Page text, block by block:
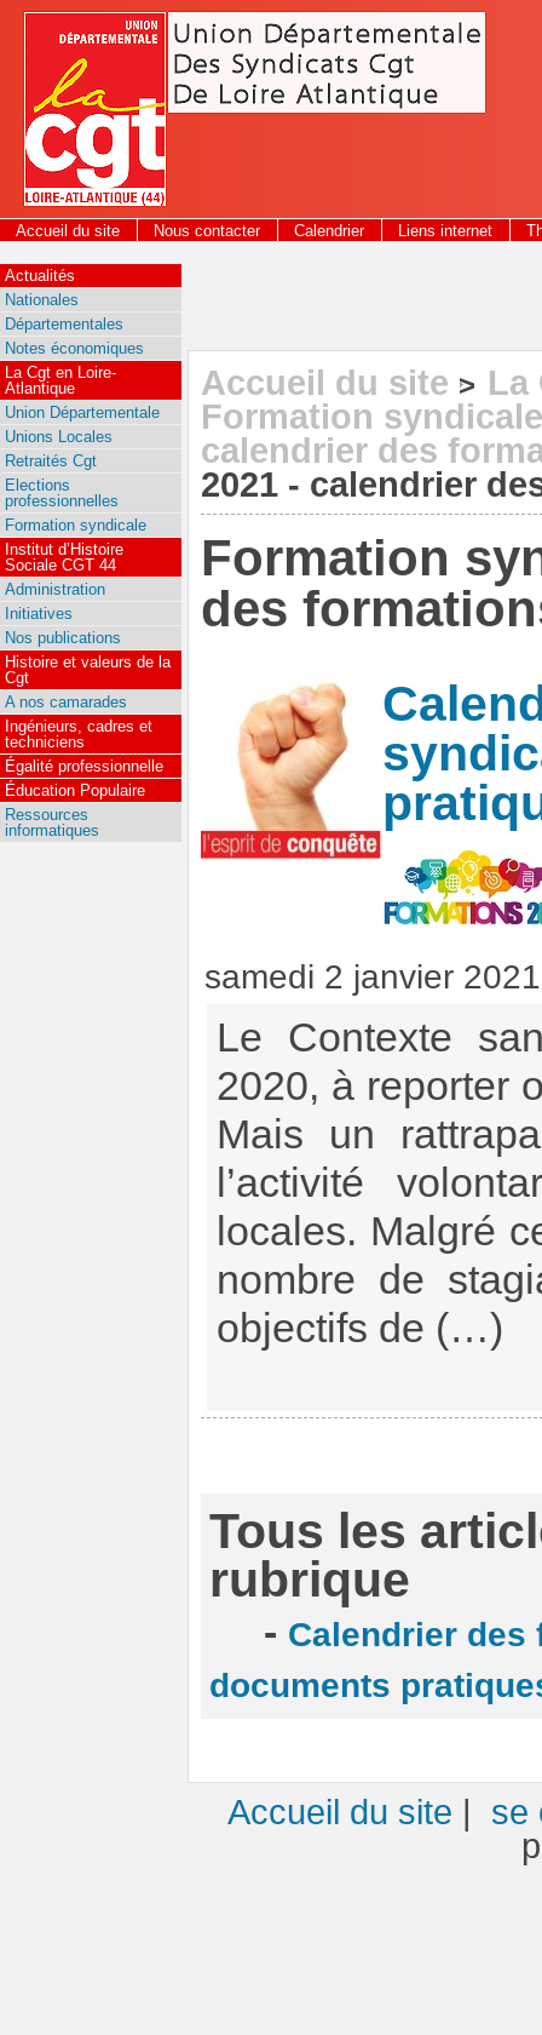
Panneau de gestion des cookies
Accueil du site Nous contacter Calendrier Liens internet
2026
Accueil du site > La
Formation syndicale
calendrier des
2021 - calendrier
Formation
des
samedi 2 janvier 2021
Le Contexte
2020, à reporter
Mais un
l’activité
locales. Malgré
nombre de
objectifs de (…)
Tous les
rubrique
- Calendrier des
documents
Actualités
Nationales
Départementales
Notes économiques
La Cgt en Loire-
Atlantique
Union Départementale
Unions Locales
Retraités Cgt
Elections
professionnelles
Formation syndicale
Institut d’Histoire
Sociale CGT 44
Administration
Initiatives
Nos publications
Histoire et valeurs de la
Cgt
A nos camarades
Ingénieurs, cadres et
techniciens
Égalité professionnelle
Éducation Populaire
Ressources
informatiques
Accueil du site | se